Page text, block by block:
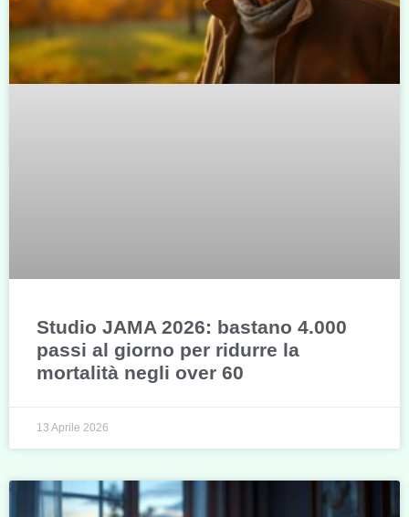
Studio JAMA 2026: bastano 4.000
passi al giorno per ridurre la
mortalità negli over 60
13 Aprile 2026